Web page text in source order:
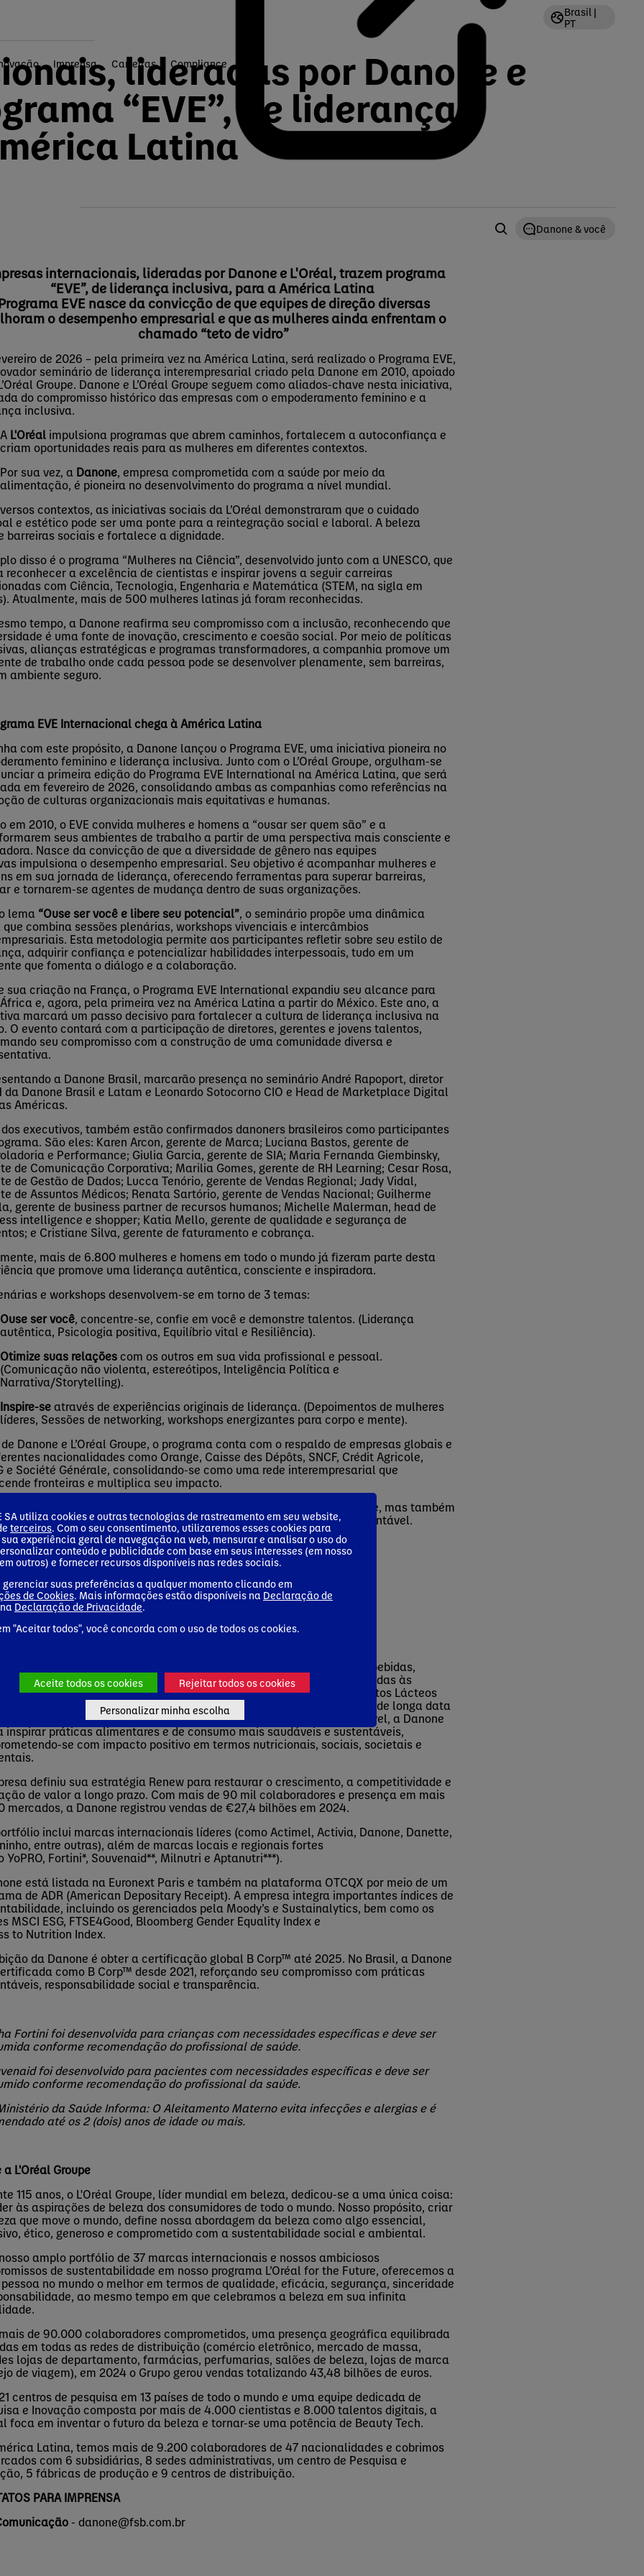
Imprensa Carreiras Compliance
Brasil |
PT
Danone & você
lideradas por Danone e
“EVE”, de liderança
Latina
internacionais, lideradas por Danone e L'Oréal, trazem programa
“EVE”, de liderança inclusiva, para a América Latina
EVE nasce da convicção de que equipes de direção diversas
o desempenho empresarial e que as mulheres ainda enfrentam o
chamado “teto de vidro”
de 2026 – pela primeira vez na América Latina, será realizado o Programa EVE,
seminário de liderança interempresarial criado pela Danone em 2010, apoiado
Groupe. Danone e L’Oréal Groupe seguem como aliados-chave nesta iniciativa,
do compromisso histórico das empresas com o empoderamento feminino e a
inclusiva.
A L'Oréal impulsiona programas que abrem caminhos, fortalecem a autoconfiança e
criam oportunidades reais para as mulheres em diferentes contextos.
Por sua vez, a Danone, empresa comprometida com a saúde por meioda
alimentação, é pioneira no desenvolvimento do programa a nível mundial.
contextos, as iniciativas sociais da L’Oréal demonstraram que o cuidado
e estético pode ser uma ponte para a reintegração social e laboral. A beleza
barreiras sociais e fortalece a dignidade.
disso é o programa “Mulheres na Ciência”, desenvolvido junto com a UNESCO, que
reconhecer a excelência de cientistas e inspirar jovens a seguir carreiras
com Ciência, Tecnologia, Engenharia e Matemática (STEM, na sigla em
Atualmente, mais de 500 mulheres latinas já foram reconhecidas.
tempo, a Danone reafirma seu compromisso com a inclusão, reconhecendo que
é uma fonte de inovação, crescimento e coesão social. Por meiode políticas
alianças estratégicas e programas transformadores, a companhia promove um
de trabalho onde cada pessoa pode se desenvolver plenamente, sem barreiras,
ambiente seguro.
EVE Internacional chega à América Latina
com este propósito, a Danone lançou o Programa EVE, uma iniciativa pioneira no
feminino e liderança inclusiva. Junto com o L’Oréal Groupe, orgulham-se
a primeira edição do Programa EVE International na América Latina, que será
em fevereiro de 2026, consolidando ambas as companhias como referências na
de culturas organizacionais mais equitativas e humanas.
em 2010, o EVE convida mulheres e homens a “ousar ser quem são” e a
seus ambientes de trabalho a partir de uma perspectiva mais consciente e
Nasce da convicção de que a diversidade de gênero nas equipes
impulsiona o desempenho empresarial. Seu objetivo é acompanhar mulheres e
em sua jornada de liderança, oferecendo ferramentas para superar barreiras,
e tornarem-se agentes de mudança dentro de suas organizações.
lema “Ouse ser você e libere seu potencial”, o seminário propõe uma dinâmica
que combina sessões plenárias, workshops vivenciais e intercâmbios
Esta metodologia permite aos participantes refletir sobre seu estilo de
adquirir confiança e potencializar habilidades interpessoais, tudo em um
que fomenta o diálogo e a colaboração.
sua criação na França, o Programa EVE International expandiu seu alcance para
e, agora, pela primeira vez na América Latina a partir do México. Este ano, a
marcará um passo decisivo para fortalecer a cultura de liderança inclusiva na
O evento contará com a participação de diretores, gerentes e jovens talentos,
seu compromisso com a construção de uma comunidade diversa e
a Danone Brasil, marcarão presença no seminário André Rapoport, diretor
da Danone Brasil e Latam e Leonardo Sotocorno CIO e Head de Marketplace Digital
Américas.
executivos, também estão confirmadosdanoners brasileiros como participantes
São eles: Karen Arcon, gerente de Marca; Luciana Bastos, gerente de
e Performance; Giulia Garcia, gerente de SIA; Maria Fernanda Giembinsky,
de Comunicação Corporativa; Marilia Gomes, gerente de RH Learning; Cesar Rosa,
de Gestão de Dados; Lucca Tenório, gerente de Vendas Regional; JadyVidal,
de Assuntos Médicos; Renata Sartório, gerente de Vendas Nacional; Guilherme
, gerente de business partnerde recursos humanos; Michelle Malerman, head de
intelligence e shopper; Katia Mello, gerente de qualidade e segurança de
e Cristiane Silva, gerente de faturamento e cobrança.
mais de 6.800 mulheres e homens em todo o mundo já fizeram parte desta
que promove uma liderança autêntica, consciente e inspiradora.
e workshops desenvolvem-se em torno de 3 temas:
Ouse ser você, concentre-se, confie em você e demonstre talentos. (Liderança
autêntica, Psicologia positiva, Equilíbrio vital e Resiliência).
Otimize suas relaçõescom os outros em sua vida profissional e pessoal.
(Comunicação não violenta, estereótipos, Inteligência Política e
Narrativa/Storytelling).
Inspire-seatravés de experiências originais de liderança. (Depoimentos de mulheres
líderes, Sessões de networking, workshops energizantes para corpo e mente).
Danone e L’Oréal Groupe, o programa conta com o respaldo de empresas globais e
nacionalidades como Orange, Caisse des Dépôts, SNCF, Crédit Agricole,
e Société Générale, consolidando-se como uma rede interempresarial que
fronteiras e multiplica seu impacto.
EVE América Latina não busca apenas inspirar os líderes de hoje, mas também
as bases para um futuro corporativo maisdiverso, equitativo e sustentável.
informações, consulte:
https://eveprogramme.com/en/eve-latin-america/
https://www.instagram.com/theeveprogram/
é uma empresa centenária global e líder no setor de alimentos e bebidas,
em categorias com foco em saúde, crescimento acelerado e alinhadas às
de consumo. No Brasil há 55 anos, atua nas categorias de Produtos Lácteos
& à Base de Plantas, e Nutrição Especializada. Com uma missão de longa data
saúde por meio da alimentação ao maior número de pessoas possível, a Danone
inspirar práticas alimentares e de consumo mais saudáveis e sustentáveis,
se com impacto positivo em termos nutricionais, sociais, societais e
definiu sua estratégia Renew para restaurar o crescimento, a competitividade e
de valor a longo prazo. Com mais de 90 mil colaboradores e presença em mais
mercados, a Danone registrou vendas de €27,4 bilhões em 2024.
inclui marcas internacionais líderes (como Actimel, Activia, Danone, Danette,
entre outras), além de marcas locais e regionais fortes
YoPRO, Fortini*, Souvenaid**, Milnutri e Aptanutri***).
está listada na Euronext Parise também na plataforma OTCQX por meio de um
de ADR (American Depositary Receipt). A empresa integra importantes índices de
incluindo os gerenciados pela Moody’s e Sustainalytics, bem como os
MSCI ESG, FTSE4Good, Bloomberg Gender Equality Index e
to Nutrition Index.
da Danone é obter a certificação global B Corp™ até 2025. No Brasil, a Danone
como B Corp™ desde 2021, reforçando seu compromisso com práticas
responsabilidade social e transparência.
Fortinifoi desenvolvida para crianças com necessidades específicas e deve ser
conforme recomendação do profissional de saúde.
foi desenvolvido para pacientes com necessidades específicas e deve ser
conforme recomendação do profissional da saúde.
da Saúde Informa: O Aleitamento Materno evita infecções e alergias e é
até os 2 (dois) anos de idade ou mais.
a L'Oréal Groupe
115 anos, o L'Oréal Groupe, líder mundial em beleza, dedicou-se a uma única coisa:
às aspirações de beleza dos consumidores de todo o mundo. Nosso propósito, criar
que move o mundo, define nossa abordagem da beleza como algo essencial,
ético, generoso e comprometido com a sustentabilidade social e ambiental.
amplo portfólio de 37 marcas internacionais e nossos ambiciosos
de sustentabilidade em nosso programa L’Oréal forthe Future, oferecemos a
no mundo o melhor em termos de qualidade, eficácia, segurança, sinceridade
ao mesmo tempo em que celebramos a beleza em sua infinita
de 90.000 colaboradores comprometidos, uma presença geográfica equilibrada
em todas as redes de distribuição (comércio eletrônico, mercado de massa,
lojas de departamento, farmácias, perfumarias, salões de beleza, lojas de marca
de viagem), em 2024 o Grupo gerou vendas totalizando 43,48 bilhões de euros.
centros de pesquisa em 13 países de todo o mundo e uma equipe dedicada de
e Inovação composta por mais de 4.000 cientistas e 8.000 talentos digitais, a
foca em inventar o futuro da beleza e tornar-se uma potência de BeautyTech.
Latina, temos mais de 9.200 colaboradores de 47 nacionalidades e cobrimos
com 6 subsidiárias, 8 sedes administrativas, um centro de Pesquisa e
5 fábricas de produção e 9 centros de distribuição.
PARA IMPRENSA
- danone@fsb.com.br
SA utiliza cookies e outras tecnologias de rastreamento em seu website,
terceiros. Com o seu consentimento, utilizaremos esses cookies para
experiência geral de navegação na web, mensurar e analisar o uso do
conteúdo e publicidade com base em seus interesses (em nosso
outros) e fornecer recursos disponíveis nas redes sociais.
gerenciar suas preferências a qualquer momento clicando em
de Cookies. Mais informações estão disponíveis na Declaração de
Declaração de Privacidade.
"Aceitar todos", você concorda com o uso de todos os cookies.
Aceite todos os cookies Rejeitar todos os cookies
Personalizar minha escolha